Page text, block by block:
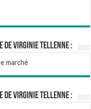
de Virginie Tellenne :
de Virginie Tellenne :